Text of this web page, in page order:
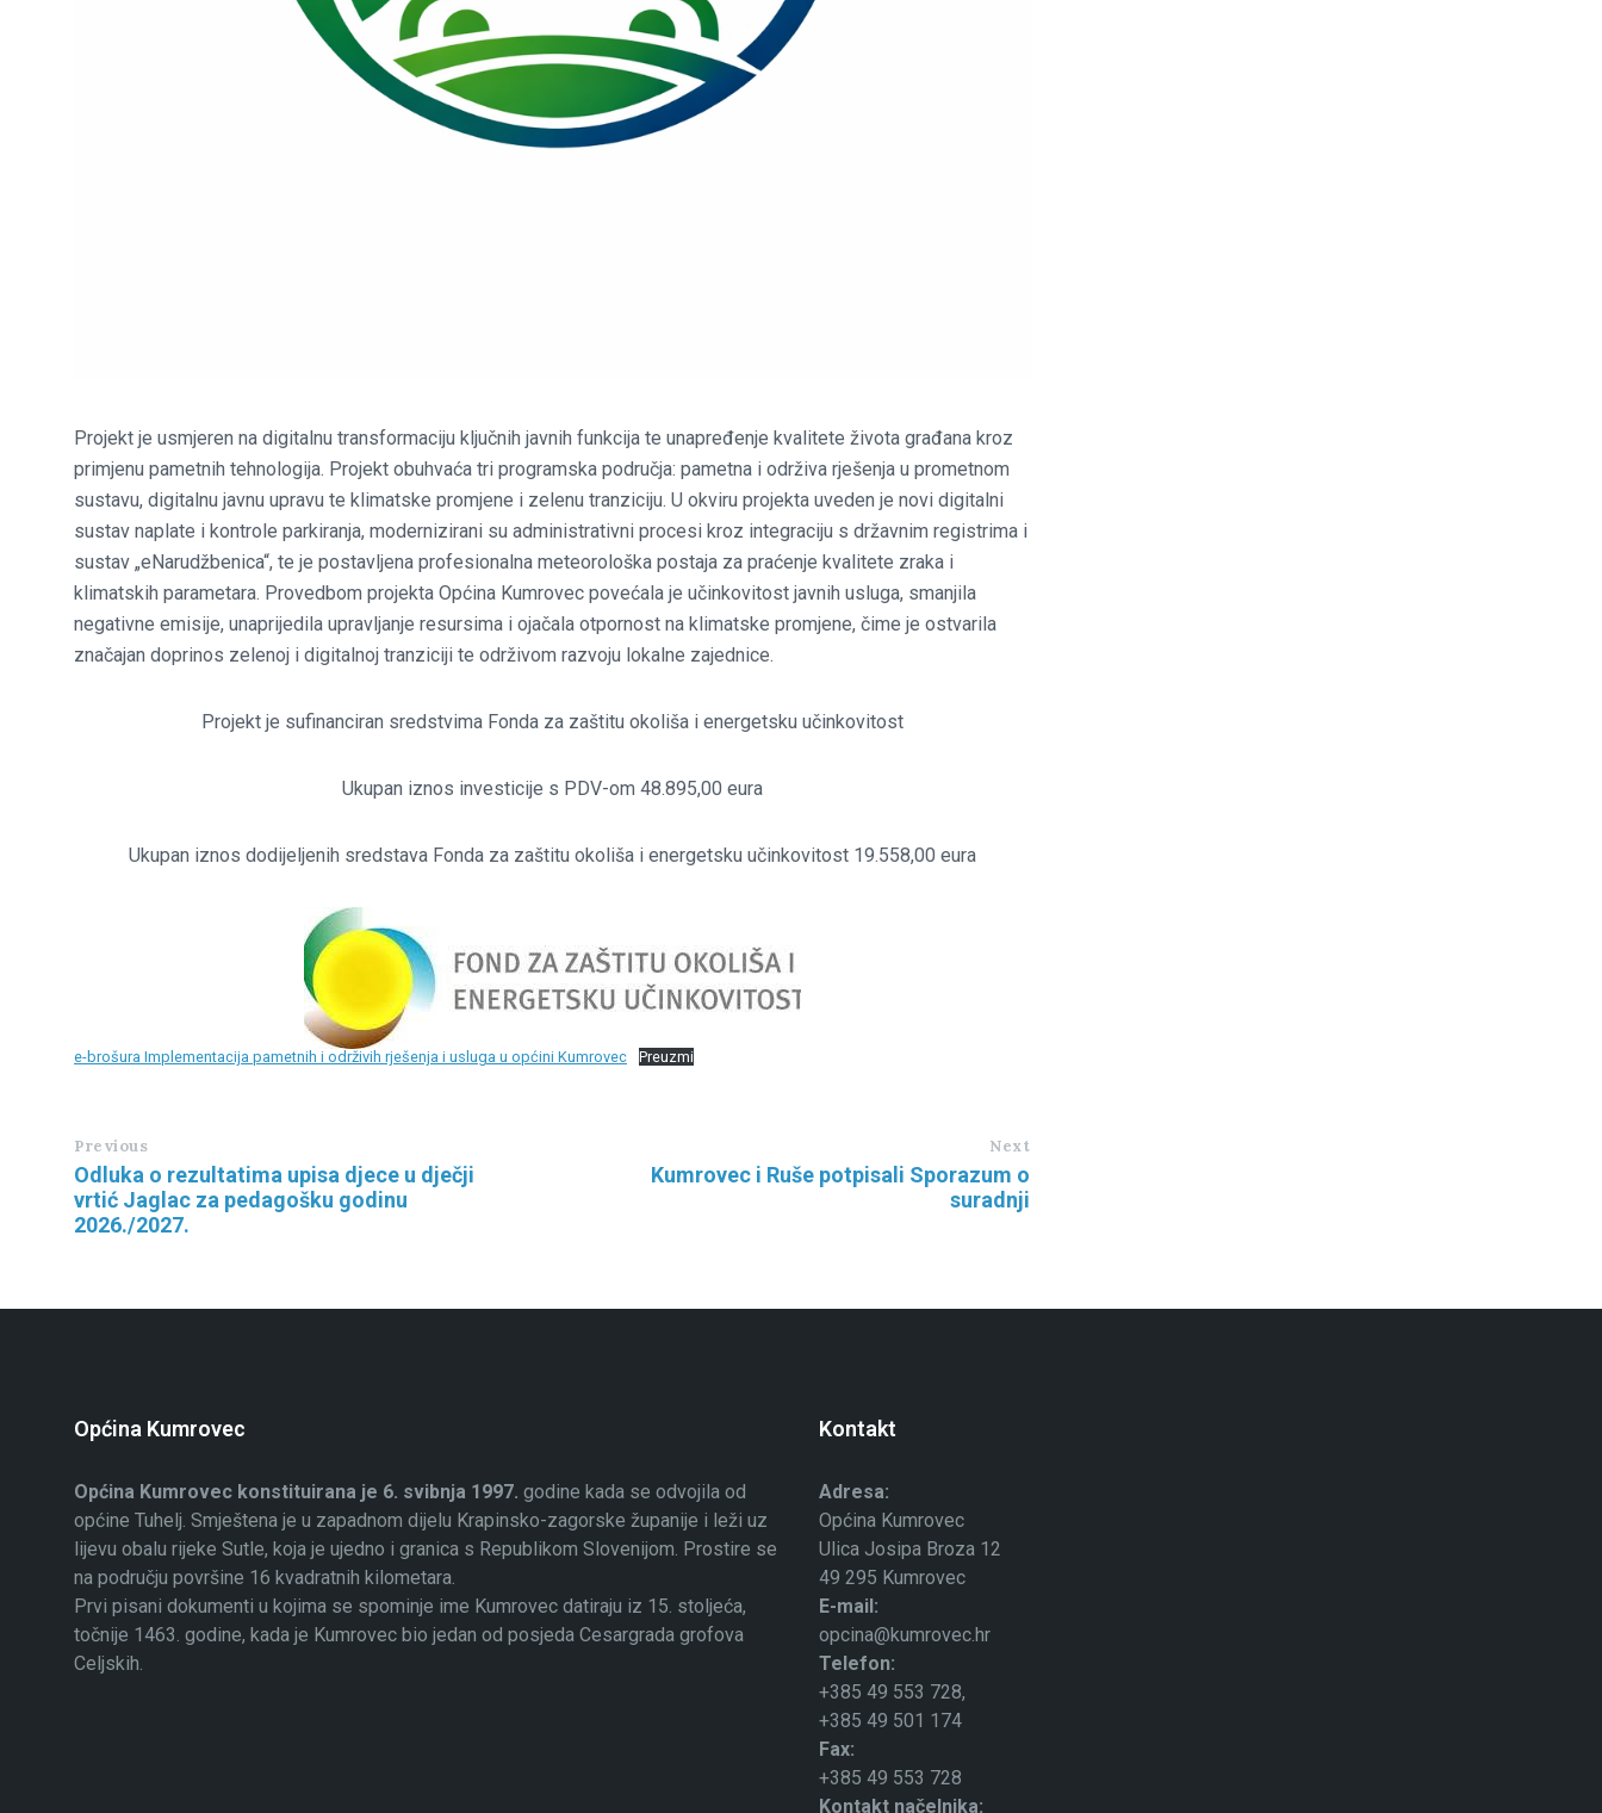
Projekt je usmjeren na digitalnu transformaciju ključnih javnih funkcija te unapređenje kvalitete života građana kroz
primjenu pametnih tehnologija. Projekt obuhvaća tri programska područja: pametna i održiva rješenja u prometnom
sustavu, digitalnu javnu upravu te klimatske promjene i zelenu tranziciju. U okviru projekta uveden je novi digitalni
sustav naplate i kontrole parkiranja, modernizirani su administrativni procesi kroz integraciju s državnim registrima i
sustav „eNarudžbenica“, te je postavljena profesionalna meteorološka postaja za praćenje kvalitete zraka i
klimatskih parametara. Provedbom projekta Općina Kumrovec povećala je učinkovitost javnih usluga, smanjila
negativne emisije, unaprijedila upravljanje resursima i ojačala otpornost na klimatske promjene, čime je ostvarila
značajan doprinos zelenoj i digitalnoj tranziciji te održivom razvoju lokalne zajednice.
Projekt je sufinanciran sredstvima Fonda za zaštitu okoliša i energetsku učinkovitost
Ukupan iznos investicije s PDV-om 48.895,00 eura
Ukupan iznos dodijeljenih sredstava Fonda za zaštitu okoliša i energetsku učinkovitost 19.558,00 eura
e-brošura Implementacija pametnih i održivih rješenja i usluga u općini Kumrovec Preuzmi
Previous
Odluka o rezultatima upisa djece u dječji
vrtić Jaglac za pedagošku godinu
2026./2027.
Next
Kumrovec i Ruše potpisali Sporazum o
suradnji
Općina Kumrovec
Općina Kumrovec konstituirana je 6. svibnja 1997. godine kada se odvojila od
općine Tuhelj. Smještena je u zapadnom dijelu Krapinsko-zagorske županije i leži uz
lijevu obalu rijeke Sutle, koja je ujedno i granica s Republikom Slovenijom. Prostire se
na području površine 16 kvadratnih kilometara.
Prvi pisani dokumenti u kojima se spominje ime Kumrovec datiraju iz 15. stoljeća,
točnije 1463. godine, kada je Kumrovec bio jedan od posjeda Cesargrada grofova
Celjskih.
Kontakt
Adresa:
Općina Kumrovec
Ulica Josipa Broza 12
49 295 Kumrovec
E-mail:
opcina@kumrovec.hr
Telefon:
+385 49 553 728,
+385 49 501 174
Fax:
+385 49 553 728
Kontakt načelnika: